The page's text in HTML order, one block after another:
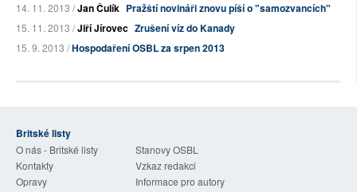
14. 11. 2013 /Jan Čulík Pražští novináři znovu píší o "samozvancích"
15. 11. 2013 /Jiří Jírovec Zrušení víz do Kanady
15. 9. 2013 /Hospodaření OSBL za srpen 2013
Britské listy
O nás - Britské listy
Stanovy OSBL
Kontakty
Vzkaz redakci
Opravy
Informace pro autory